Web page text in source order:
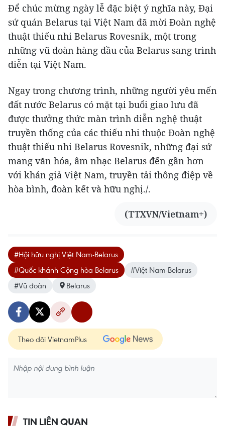
Để chúc mừng ngày lễ đặc biệt ý nghĩa này, Đại
sứ quán Belarus tại Việt Nam đã mời Đoàn nghệ
thuật thiếu nhi Belarus Rovesnik, một trong
những vũ đoàn hàng đầu của Belarus sang trình
diễn tại Việt Nam.
Ngay trong chương trình, những người yêu mến
đất nước Belarus có mặt tại buổi giao lưu đã
được thưởng thức màn trình diễn nghệ thuật
truyền thống của các thiếu nhi thuộc Đoàn nghệ
thuật thiếu nhi Belarus Rovesnik, những đại sứ
mang văn hóa, âm nhạc Belarus đến gần hơn
với khán giả Việt Nam, truyền tải thông điệp về
hòa bình, đoàn kết và hữu nghị./.
(TTXVN/Vietnam+)
#Hội hữu nghị Việt Nam-Belarus
#Quốc khánh Cộng hòa Belarus
#Việt Nam-Belarus
#Vũ đoàn
Belarus
Theo dõi VietnamPlus
TIN LIÊN QUAN